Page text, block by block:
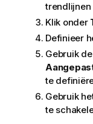
trendlijnen
Klik onder
Definieer
Gebruik
te
Gebruik
te